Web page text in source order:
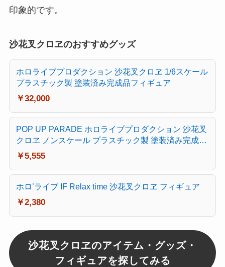
印象的です。
沙花叉クロヱのおすすめグッズ
ホロライブプロダクション 沙花叉クロヱ 1/6スケール
プラスチック製 塗装済み完成品フィギュア
￥32,000
POP UP PARADE ホロライブプロダクション 沙花叉
クロヱ ノンスケール プラスチック製 塗装済み完成品
フィギュア
￥5,555
ホロ’ライブ IF Relax time 沙花叉クロヱ フィギュア
￥2,380
沙花叉クロヱのアイテム・グッズ・
フィギュアを探してみる